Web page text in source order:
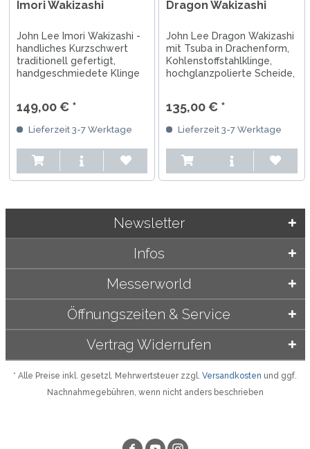
Imori Wakizashi
John Lee Imori Wakizashi -
handliches Kurzschwert
traditionell gefertigt,
handgeschmiedete Klinge
umwickelt mit Baumwolle,
schwarz lackierte
Holzscheide, mit...
149,00 € *
Lieferzeit 3-7 Werktage
Dragon Wakizashi
John Lee Dragon Wakizashi
mit Tsuba in Drachenform,
Kohlenstoffstahlklinge,
hochglanzpolierte Scheide,
Sammlerbox, mit Zertifikat
135,00 € *
Lieferzeit 3-7 Werktage
Öffnungszeiten & Service
Infos
Messerworld
Newsletter
Vertrag Widerrufen
* Alle Preise inkl. gesetzl. Mehrwertsteuer zzgl. Versandkosten und ggf.
Nachnahmegebühren, wenn nicht anders beschrieben